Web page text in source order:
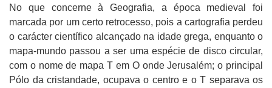
No que concerne à Geografia, a época medieval foi
marcada por um certo retrocesso, pois a cartografia perdeu
o carácter científico alcançado na idade grega, enquanto o
mapa-mundo passou a ser uma espécie de disco circular,
com o nome de mapa T em O onde Jerusalém; o principal
Pólo da cristandade, ocupava o centro e o T separava os